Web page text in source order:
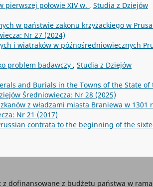
pierwszej połowie XIV w. , Studia z Dziejów
w państwie zakonu krzyżackiego w
Nr 27 (2024)
i wiatraków w późnośredniowiecznych
problem badawczy , Studia z Dziejów
and Burials in the Towns of the State of
Średniowiecza: Nr 28 (2025)
z władzami miasta Braniewa w 1301
Nr 21 (2017)
contrata to the beginning of the
dofinansowane z budżetu państwa w